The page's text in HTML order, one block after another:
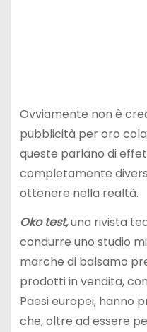
Ovviamente non è
pubblicità per oro
queste parlano di
completamente
ottenere nella realtà.
Oko test,una rivista
condurre uno studio
marche di balsamo
prodotti in vendita,
Paesi europei, hanno
che, oltre ad essere